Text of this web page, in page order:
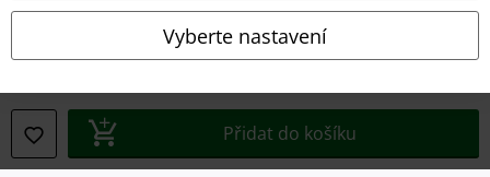
Vyberte nastavení
Přidat do košíku
Informace o přístupnosti
Nastavení souborů cookie
Odstoupení od smlouvy
Všechny ceny jsou včetně DPH, bezpoštovného a balného